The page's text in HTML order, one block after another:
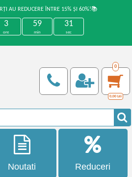
AU REDUCERE ÎNTRE 15% ȘI 60%!📚
3
ore
59
min
31
sec
0
0,00 Lei
Noutati Reduceri